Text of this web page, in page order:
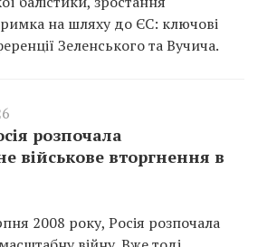
на шляху до ЄС: ключові
Зеленського та Вучича.
розпочала
військове вторгнення в
2008 року, Росія розпочала